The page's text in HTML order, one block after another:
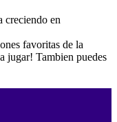
creciendo en
favoritas de la
jugar! Tambien puedes